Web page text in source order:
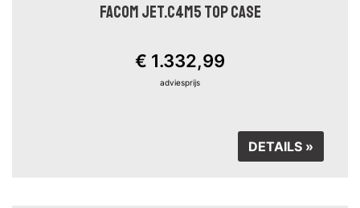
FACOM JET.C4M5 TOP CASE
€ 1.332,99
adviesprijs
DETAILS »